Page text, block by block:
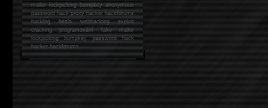
mailer lockpicking bumpkey anonymous
password hack proxy hacker hackforums
hacking heslo webhacking exploit
cracking programování fake mailer
lockpicking bumpkey password hack
hackerhackforums